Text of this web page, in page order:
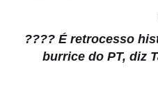
???? É retrocesso
burrice do PT, diz